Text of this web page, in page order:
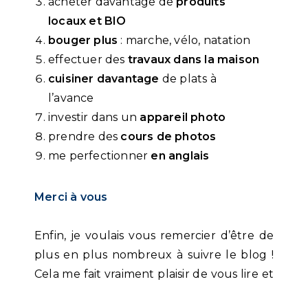
locaux et BIO
bouger plus : marche, vélo, natation
effectuer des travaux dans la maison
cuisiner davantage de plats à
l’avance
investir dans un appareil photo
prendre des cours de photos
me perfectionner en anglais
Merci à vous
Enfin, je voulais vous remercier d’être de
plus en plus nombreux à suivre le blog !
Cela me fait vraiment plaisir de vous lire et